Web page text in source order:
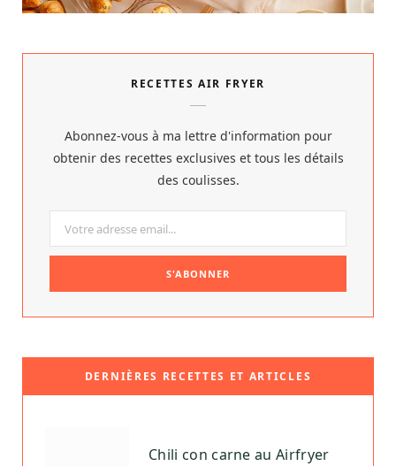
RECETTES AIR FRYER
Abonnez-vous à ma lettre d'information pour
obtenir des recettes exclusives et tous les détails
des coulisses.
DERNIÈRES RECETTES ET ARTICLES
Chili con carne au Airfryer